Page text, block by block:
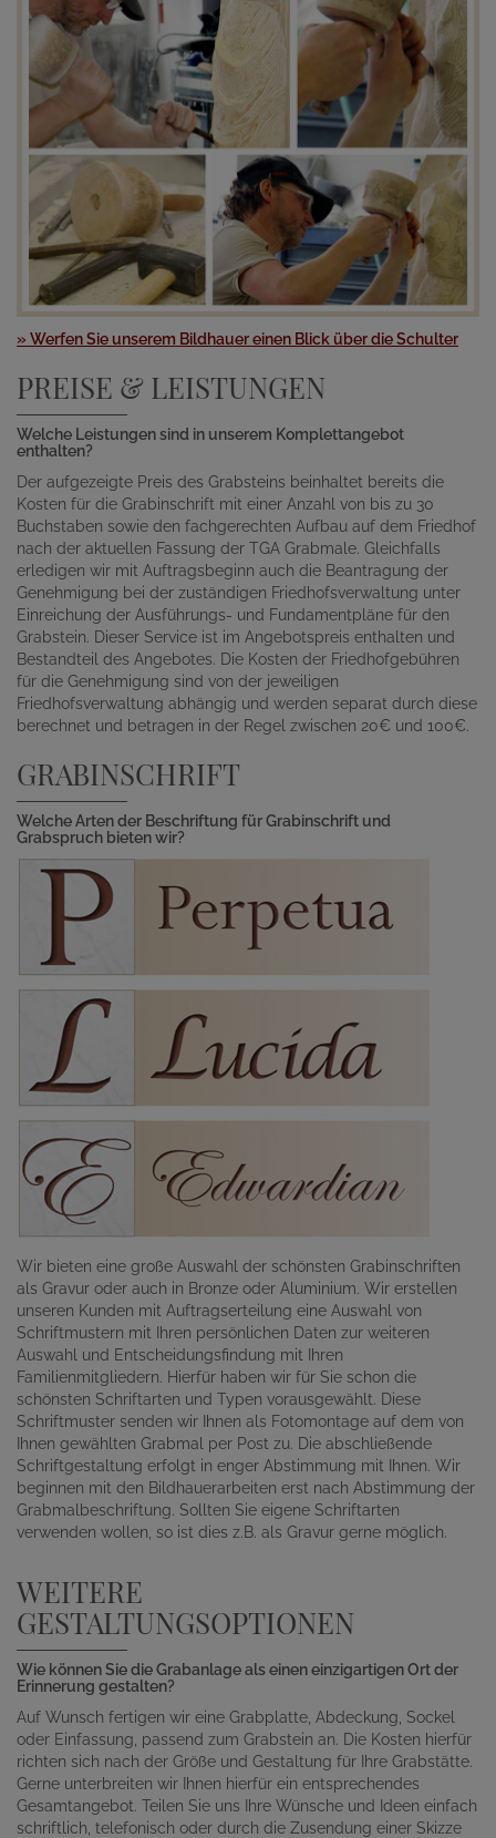
» Werfen Sie unserem Bildhauer einen Blick über die Schulter
PREISE & LEISTUNGEN
Welche Leistungen sind in unserem Komplettangebot
enthalten?
Der aufgezeigte Preis des Grabsteins beinhaltet bereits die
Kosten für die Grabinschrift mit einer Anzahl von bis zu 30
Buchstaben sowie den fachgerechten Aufbau auf dem Friedhof
nach der aktuellen Fassung der TGA Grabmale. Gleichfalls
erledigen wir mit Auftragsbeginn auch die Beantragung der
Genehmigung bei der zuständigen Friedhofsverwaltung unter
Einreichung der Ausführungs- und Fundamentpläne für den
Grabstein. Dieser Service ist im Angebotspreis enthalten und
Bestandteil des Angebotes. Die Kosten der Friedhofgebühren
für die Genehmigung sind von der jeweiligen
Friedhofsverwaltung abhängig und werden separat durch diese
berechnet und betragen in der Regel zwischen 20€ und 100€.
GRABINSCHRIFT
Welche Arten der Beschriftung für Grabinschrift und
Grabspruch bieten wir?
Wir bieten eine große Auswahl der schönsten Grabinschriften
als Gravur oder auch in Bronze oder Aluminium. Wir erstellen
unseren Kunden mit Auftragserteilung eine Auswahl von
Schriftmustern mit Ihren persönlichen Daten zur weiteren
Auswahl und Entscheidungsfindung mit Ihren
Familienmitgliedern. Hierfür haben wir für Sie schon die
schönsten Schriftarten und Typen vorausgewählt. Diese
Schriftmuster senden wir Ihnen als Fotomontage auf dem von
Ihnen gewählten Grabmal per Post zu. Die abschließende
Schriftgestaltung erfolgt in enger Abstimmung mit Ihnen. Wir
beginnen mit den Bildhauerarbeiten erst nach Abstimmung der
Grabmalbeschriftung. Sollten Sie eigene Schriftarten
verwenden wollen, so ist dies z.B. als Gravur gerne möglich.
WEITERE
GESTALTUNGSOPTIONEN
Wie können Sie die Grabanlage als einen einzigartigen Ort der
Erinnerung gestalten?
Auf Wunsch fertigen wir eine Grabplatte, Abdeckung, Sockel
oder Einfassung, passend zum Grabstein an. Die Kosten hierfür
richten sich nach der Größe und Gestaltung für Ihre Grabstätte.
Gerne unterbreiten wir Ihnen hierfür ein entsprechendes
Gesamtangebot. Teilen Sie uns Ihre Wünsche und Ideen einfach
schriftlich, telefonisch oder durch die Zusendung einer Skizze